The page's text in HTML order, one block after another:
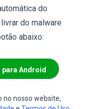
do
do malware
abaixo:
para Android
nosso website,